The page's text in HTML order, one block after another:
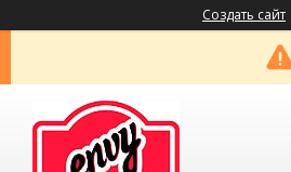
Создать сайт